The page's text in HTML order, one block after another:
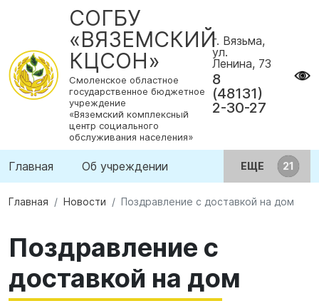
СОГБУ
«ВЯЗЕМСКИЙ
КЦСОН»
Смоленское областное
государственное бюджетное
учреждение
«Вяземский комплексный
центр социального
обслуживания населения»
г. Вязьма,
ул.
Ленина, 73
8
(48131)
2-30-27
Главная Об учреждении ЕЩЕ
Главная Новости Поздравление с доставкой на дом
Поздравление с
доставкой на дом